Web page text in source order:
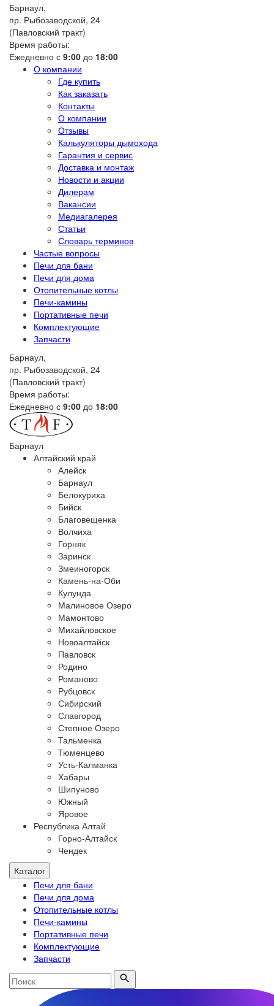
Барнаул,
пр. Рыбозаводской, 24
(Павловский тракт)
Время работы:
Ежедневно с 9:00 до 18:00
О компании
Где купить
Как заказать
Контакты
О компании
Отзывы
Калькуляторы дымохода
Гарантия и сервис
Доставка и монтаж
Новости и акции
Дилерам
Вакансии
Медиагалерея
Статьи
Словарь терминов
Частые вопросы
Печи для бани
Печи для дома
Отопительные котлы
Печи-камины
Портативные печи
Комплектующие
Запчасти
Барнаул,
пр. Рыбозаводской, 24
(Павловский тракт)
Время работы:
Ежедневно с 9:00 до 18:00
Барнаул
Алтайский край
Алейск
Барнаул
Белокуриха
Бийск
Благовещенка
Волчиха
Горняк
Заринск
Змеиногорск
Камень-на-Оби
Кулунда
Малиновое Озеро
Мамонтово
Михайловское
Новоалтайск
Павловск
Родино
Романово
Рубцовск
Сибирский
Славгород
Степное Озеро
Тальменка
Тюменцево
Усть-Калманка
Хабары
Шипуново
Южный
Яровое
Республика Алтай
Горно-Алтайск
Чендек
Каталог
Печи для бани
Печи для дома
Отопительные котлы
Печи-камины
Портативные печи
Комплектующие
Запчасти